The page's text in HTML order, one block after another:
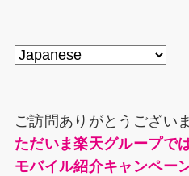
ご訪問ありがとうございま
ただいま楽天グループで
モバイル紹介キャンペー